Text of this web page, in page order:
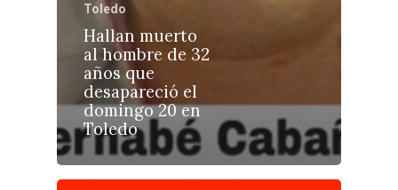
Toledo
Hallan muerto
al hombre de 32
años que
desapareció el
domingo 20 en
Toledo
Planeta Rural
Especiales
Política